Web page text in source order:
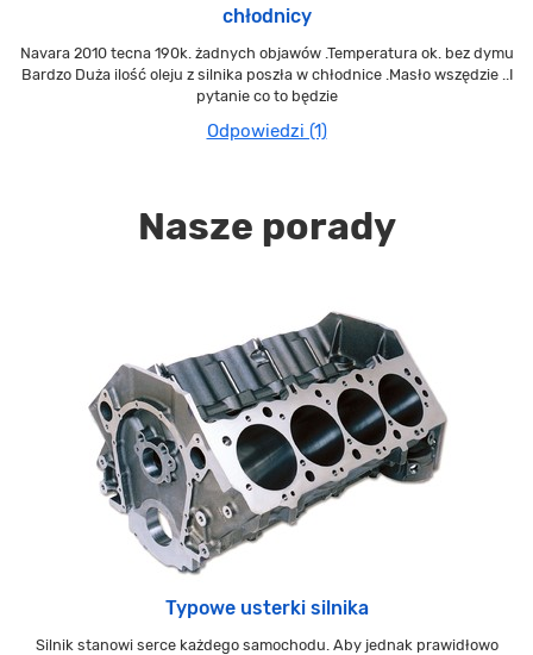
chłodnicy
Navara 2010 tecna 190k. żadnych objawów .Temperatura ok. bez dymu
Bardzo Duża ilość oleju z silnika poszła w chłodnice .Masło wszędzie ..I
pytanie co to będzie
Odpowiedzi (1)
Nasze porady
Typowe usterki silnika
Silnik stanowi serce każdego samochodu. Aby jednak prawidłowo